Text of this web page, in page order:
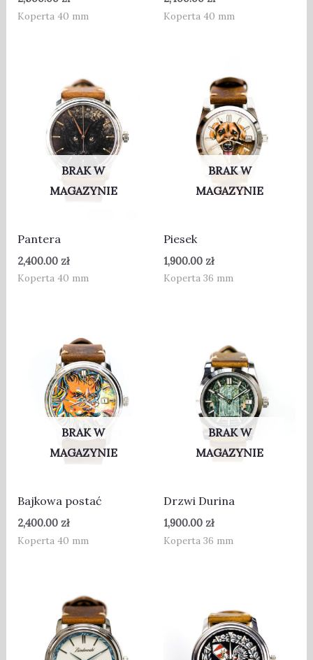
Koperta 40 mm
Koperta 40 mm
BRAK W
MAGAZYNIE
Pantera
2,400.00 zł
Koperta 40 mm
BRAK W
MAGAZYNIE
Piesek
1,900.00 zł
Koperta 36 mm
BRAK W
MAGAZYNIE
Bajkowa postać
2,400.00 zł
Koperta 40 mm
BRAK W
MAGAZYNIE
Drzwi Durina
1,900.00 zł
Koperta 36 mm